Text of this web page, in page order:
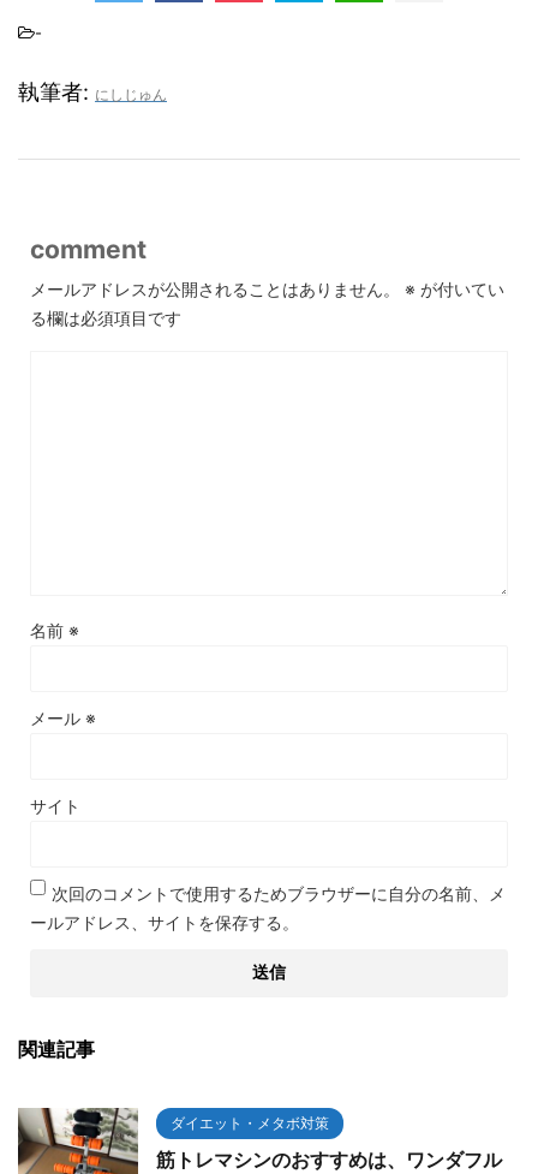
-
執筆者: にしじゅん
comment
メールアドレスが公開されることはありません。 ※ が付いてい
る欄は必須項目です
名前 ※
メール ※
サイト
次回のコメントで使用するためブラウザーに自分の名前、メ
ールアドレス、サイトを保存する。
関連記事
ダイエット・メタボ対策
筋トレマシンのおすすめは、ワンダフル